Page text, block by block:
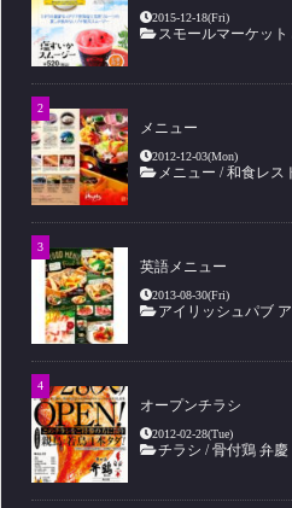
2015-12-18(Fri)
スモールマーケット
メニュー
2012-12-03(Mon)
メニュー /和食レス
英語メニュー
2013-08-30(Fri)
アイリッシュパブ
オープンチラシ
2012-02-28(Tue)
チラシ /骨付鶏 弁